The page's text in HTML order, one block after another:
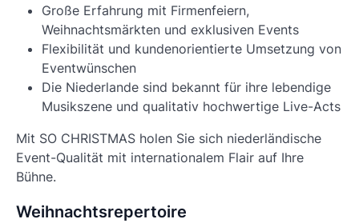
Große Erfahrung mit Firmenfeiern,
Weihnachtsmärkten und exklusiven Events
Flexibilität und kundenorientierte Umsetzung von
Eventwünschen
Die Niederlande sind bekannt für ihre lebendige
Musikszene und qualitativ hochwertige Live-Acts
Mit SO CHRISTMAS holen Sie sich niederländische
Event-Qualität mit internationalem Flair auf Ihre
Bühne.
Weihnachtsrepertoire